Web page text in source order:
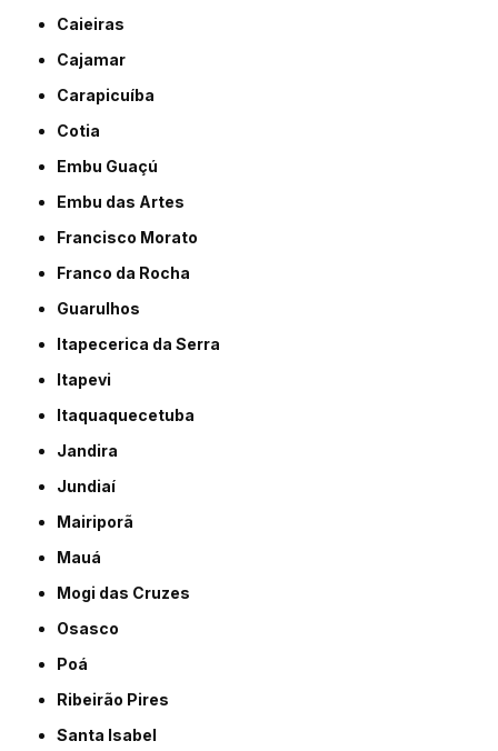
Caieiras
Cajamar
Carapicuíba
Cotia
Embu Guaçú
Embu das Artes
Francisco Morato
Franco da Rocha
Guarulhos
Itapecerica da Serra
Itapevi
Itaquaquecetuba
Jandira
Jundiaí
Mairiporã
Mauá
Mogi das Cruzes
Osasco
Poá
Ribeirão Pires
Santa Isabel